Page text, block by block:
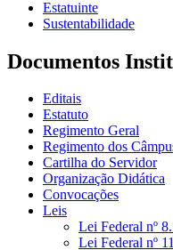
Estatuinte
Sustentabilidade
Documentos
Editais
Estatuto
Regimento Geral
Regimento dos
Cartilha do Servidor
Organização Didática
Convocações
Leis
Lei Federal nº
Lei Federal nº